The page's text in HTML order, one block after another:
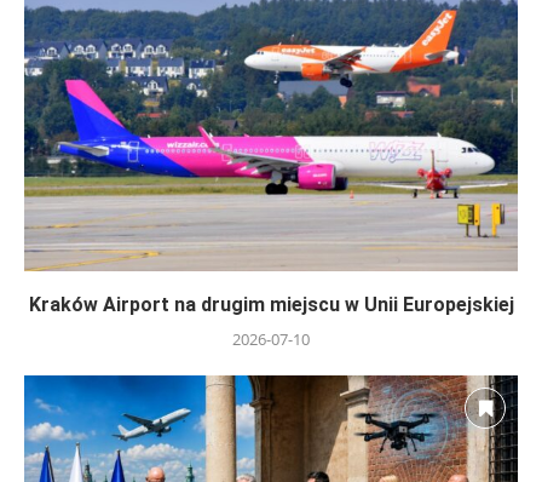
Kraków Airport na drugim miejscu w Unii Europejskiej
2026-07-10